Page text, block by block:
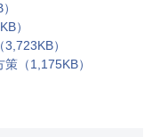
）
）
（1,175KB）